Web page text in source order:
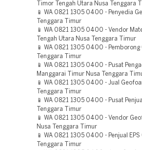
Timor Tengah Utara Nusa Tenggara
📱 WA 0821 1305 0400 - Penyedia
Tenggara Timur
📱 WA 0821 1305 0400 - Vendor
Tengah Utara Nusa Tenggara Timur
📱 WA 0821 1305 0400 -
Tenggara Timur
📱 WA 0821 1305 0400 - Pusat
Manggarai Timur Nusa Tenggara
📱 WA 0821 1305 0400 - Jual
Tenggara Timur
📱 WA 0821 1305 0400 - Pusat
Tenggara Timur
📱 WA 0821 1305 0400 - Vendor
Nusa Tenggara Timur
📱 WA 0821 1305 0400 - Penjual
Tenggara Timur